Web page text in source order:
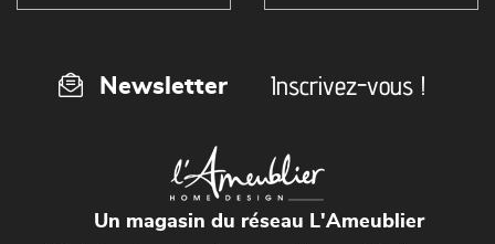
Newsletter Inscrivez-vous !
Un magasin du réseau L'Ameublier